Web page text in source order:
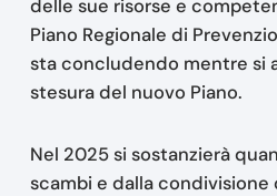
delle sue risorse e
Piano Regionale di
sta concludendo mentre si
stesura del nuovo Piano.
Nel 2025 si sostanzierà
scambi e dalla condivisione